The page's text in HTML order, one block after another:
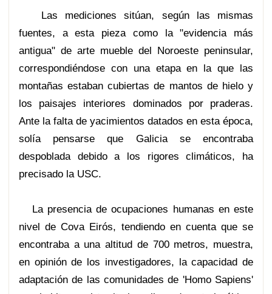
Las mediciones sitúan, según las mismas
fuentes, a esta pieza como la "evidencia más
antigua" de arte mueble del Noroeste peninsular,
correspondiéndose con una etapa en la que las
montañas estaban cubiertas de mantos de hielo y
los paisajes interiores dominados por praderas.
Ante la falta de yacimientos datados en esta época,
solía pensarse que Galicia se encontraba
despoblada debido a los rigores climáticos, ha
precisado la USC.
La presencia de ocupaciones humanas en este
nivel de Cova Eirós, tendiendo en cuenta que se
encontraba a una altitud de 700 metros, muestra,
en opinión de los investigadores, la capacidad de
adaptación de las comunidades de 'Homo Sapiens'